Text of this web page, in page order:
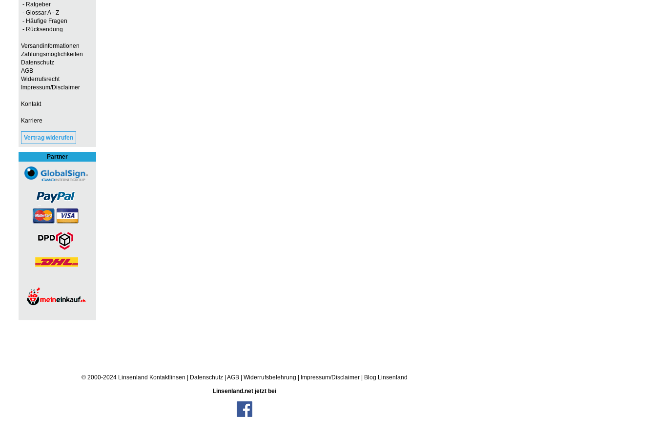
- Ratgeber
- Glossar A - Z
- Häufige Fragen
- Rücksendung
Versandinformationen
Zahlungsmöglichkeiten
Datenschutz
AGB
Widerrufsrecht
Impressum/Disclaimer
Kontakt
Karriere
Vertrag widerufen
Partner
© 2000-2024 Linsenland Kontaktlinsen Datenschutz AGB Widerrufsbelehrung Impressum/Disclaimer
Blog Linsenland
Linsenland.net jetzt bei